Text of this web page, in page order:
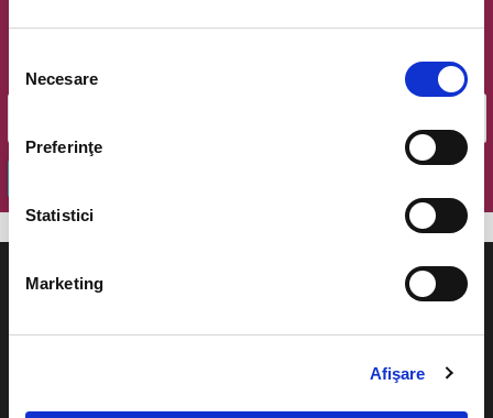
consimțământului
Necesare
Preferinţe
Statistici
Marketing
Afişare
Oferte exclusive si o editie saptamanala cu cele mai noi
Email